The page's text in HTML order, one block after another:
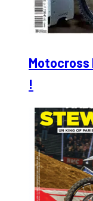
Motocross
!